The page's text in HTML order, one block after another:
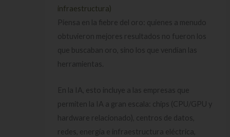
infraestructura)
Piensa en la fiebre del oro: quienes a menudo
obtuvieron mejores resultados no fueron los
que buscaban oro, sino los que vendían las
herramientas.
En la IA, esto incluye a las empresas que
permiten la IA a gran escala: chips (CPU/GPU y
hardware relacionado), centros de datos,
redes, energía e infraestructura eléctrica,